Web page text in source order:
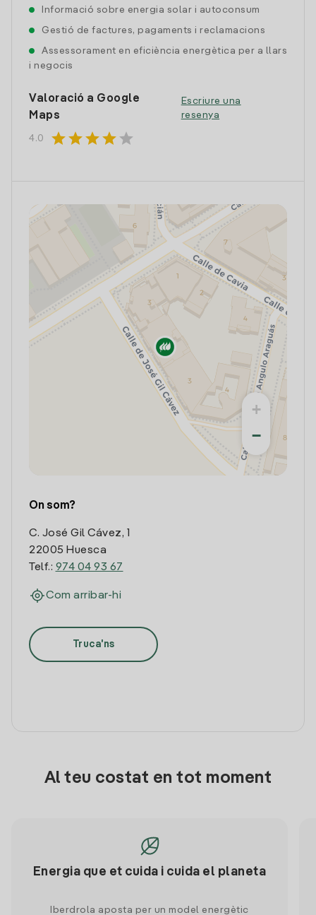
Informació sobre energia solar i autoconsum
Gestió de factures, pagaments i reclamacions
Assessorament en eficiència energètica per a llars
i negocis
Valoració a Google
Maps
4.0 starstarstarstar star
Escriure una
resenya
+
−
On som?
C. José Gil Cávez, 1
22005 Huesca
Telf.: 974 04 93 67
Com arribar-hi
Truca'ns
Al teu costat en tot moment
Energia que et cuida i cuida el planeta
Iberdrola aposta per un model energètic